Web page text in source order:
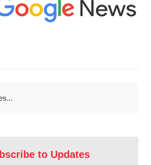
to Updates